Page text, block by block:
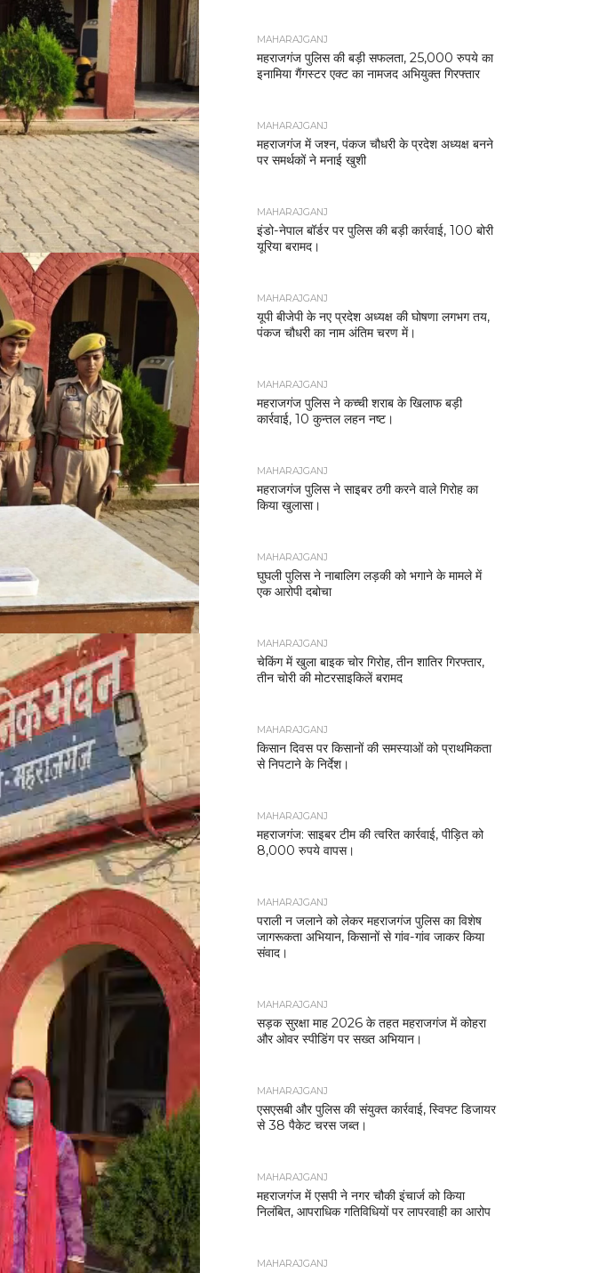
MAHARAJGANJ
महराजगंज पुलिस की बड़ी सफलता, 25,000 रुपये का
इनामिया गैंगस्टर एक्ट का नामजद अभियुक्त गिरफ्तार
MAHARAJGANJ
महराजगंज में जश्न, पंकज चौधरी के प्रदेश अध्यक्ष बनने
पर समर्थकों ने मनाई खुशी
MAHARAJGANJ
इंडो-नेपाल बॉर्डर पर पुलिस की बड़ी कार्रवाई, 100 बोरी
यूरिया बरामद।
MAHARAJGANJ
यूपी बीजेपी के नए प्रदेश अध्यक्ष की घोषणा लगभग तय,
पंकज चौधरी का नाम अंतिम चरण में।
MAHARAJGANJ
महराजगंज पुलिस ने कच्ची शराब के खिलाफ बड़ी
कार्रवाई, 10 कुन्तल लहन नष्ट।
MAHARAJGANJ
महराजगंज पुलिस ने साइबर ठगी करने वाले गिरोह का
किया खुलासा।
MAHARAJGANJ
घुघली पुलिस ने नाबालिग लड़की को भगाने के मामले में
एक आरोपी दबोचा
MAHARAJGANJ
चेकिंग में खुला बाइक चोर गिरोह, तीन शातिर गिरफ्तार,
तीन चोरी की मोटरसाइकिलें बरामद
MAHARAJGANJ
किसान दिवस पर किसानों की समस्याओं को प्राथमिकता
से निपटाने के निर्देश।
MAHARAJGANJ
महराजगंज: साइबर टीम की त्वरित कार्रवाई, पीड़ित को
8,000 रुपये वापस।
MAHARAJGANJ
पराली न जलाने को लेकर महराजगंज पुलिस का विशेष
जागरूकता अभियान, किसानों से गांव-गांव जाकर किया
संवाद।
MAHARAJGANJ
सड़क सुरक्षा माह 2026 के तहत महराजगंज में कोहरा
और ओवर स्पीडिंग पर सख्त अभियान।
MAHARAJGANJ
एसएसबी और पुलिस की संयुक्त कार्रवाई, स्विफ्ट डिजायर
से 38 पैकेट चरस जब्त।
MAHARAJGANJ
महराजगंज में एसपी ने नगर चौकी इंचार्ज को किया
निलंबित, आपराधिक गतिविधियों पर लापरवाही का आरोप
MAHARAJGANJ